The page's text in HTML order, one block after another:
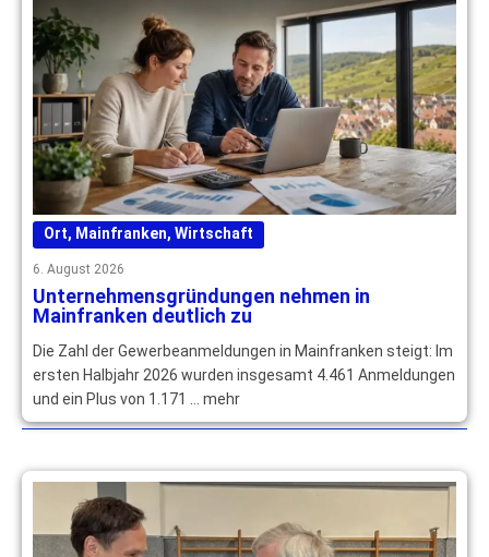
Ort, Mainfranken, Wirtschaft
6. August 2026
Unternehmensgründungen nehmen in
Mainfranken deutlich zu
Die Zahl der Gewerbeanmeldungen in Mainfranken steigt: Im
ersten Halbjahr 2026 wurden insgesamt 4.461 Anmeldungen
und ein Plus von 1.171 … mehr